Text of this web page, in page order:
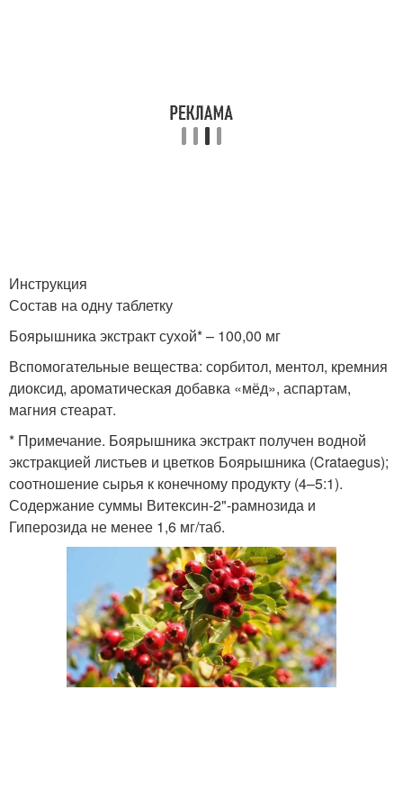
Инструкция
Состав на одну таблетку
Боярышника экстракт сухой* – 100,00 мг
Вспомогательные вещества: сорбитол, ментол, кремния
диоксид, ароматическая добавка «мёд», аспартам,
магния стеарат.
* Примечание. Боярышника экстракт получен водной
экстракцией листьев и цветков Боярышника (Crataegus);
соотношение сырья к конечному продукту (4–5:1).
Содержание суммы Витексин-2"-рамнозида и
Гиперозида не менее 1,6 мг/таб.